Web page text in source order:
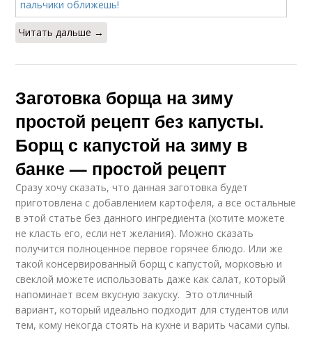
Читать дальше →
Заготовка борща на зиму
простой рецепт без капусты.
Борщ с капустой на зиму в
банке — простой рецепт
Сразу хочу сказать, что данная заготовка будет
приготовлена с добавлением картофеля, а все остальные
в этой статье без данного ингредиента (хотите можете
не класть его, если нет желания). Можно сказать
получится полноценное первое горячее блюдо. Или же
такой консервированный борщ с капустой, морковью и
свеклой можете использовать даже как салат, который
напоминает всем вкусную закуску. Это отличный
вариант, который идеально подходит для студентов или
тем, кому некогда стоять на кухне и варить часами супы.